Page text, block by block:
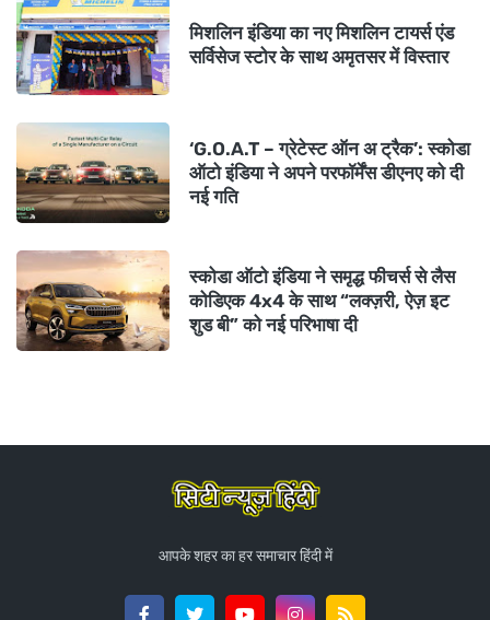
मिशलिन इंडिया का नए मिशलिन टायर्स एंड
सर्विसेज स्टोर के साथ अमृतसर में विस्तार
‘G.O.A.T – ग्रेटेस्ट ऑन अ ट्रैक’: स्कोडा
ऑटो इंडिया ने अपने परफॉर्मेंस डीएनए को दी
नई गति
स्कोडा ऑटो इंडिया ने समृद्ध फीचर्स से लैस
कोडिएक 4x4 के साथ “लक्ज़री, ऐज़ इट
शुड बी” को नई परिभाषा दी
आपके शहर का हर समाचार हिंदी में